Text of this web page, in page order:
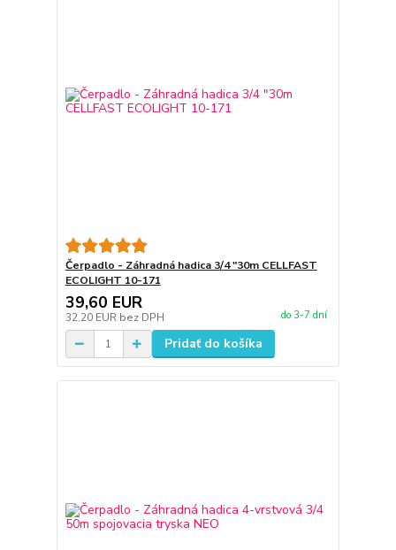
Čerpadlo - Záhradná hadica 3/4 "30m CELLFAST
ECOLIGHT 10-171
39,60 EUR
32,20 EUR bez DPH do 3-7 dní
Pridať do košíka